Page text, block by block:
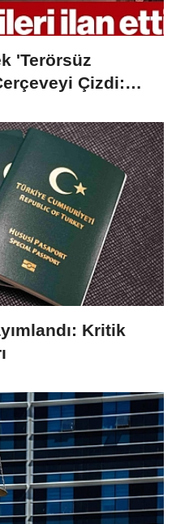
'Terörsüz
Çizdi:
Kritik